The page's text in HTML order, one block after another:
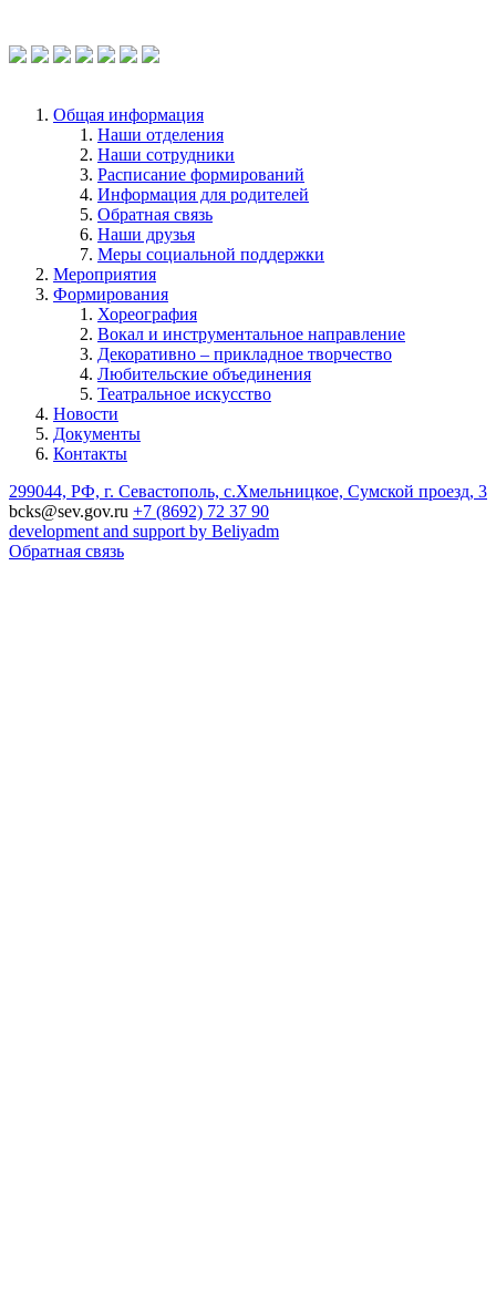
Общая информация
Наши отделения
Наши сотрудники
Расписание формирований
Информация для родителей
Обратная связь
Наши друзья
Меры социальной поддержки
Мероприятия
Формирования
Хореография
Вокал и инструментальное направление
Декоративно – прикладное творчество
Любительские объединения
Театральное искусство
Новости
Документы
Контакты
299044, РФ, г. Севастополь, с.Хмельницкое, Сумской проезд, 3
bcks@sev.gov.ru +7 (8692) 72 37 90
development and support by Beliyadm
Обратная связь